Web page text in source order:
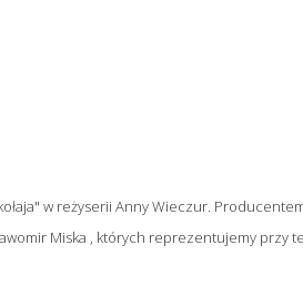
w reżyserii Anny Wieczur.
Miska , których reprezentujemy przy